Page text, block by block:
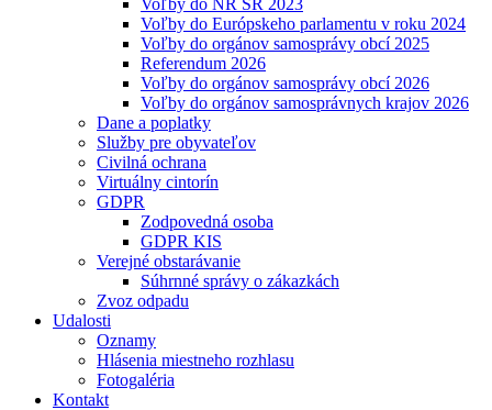
Voľby do NR SR 2023
Voľby do Európskeho parlamentu v roku 2024
Voľby do orgánov samosprávy obcí 2025
Referendum 2026
Voľby do orgánov samosprávy obcí 2026
Voľby do orgánov samosprávnych krajov 2026
Dane a poplatky
Služby pre obyvateľov
Civilná ochrana
Virtuálny cintorín
GDPR
Zodpovedná osoba
GDPR KIS
Verejné obstarávanie
Súhrnné správy o zákazkách
Zvoz odpadu
Udalosti
Oznamy
Hlásenia miestneho rozhlasu
Fotogaléria
Kontakt